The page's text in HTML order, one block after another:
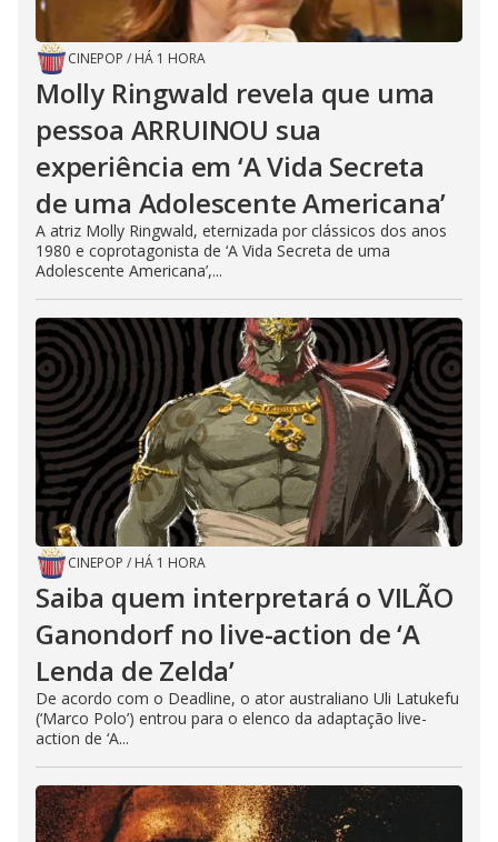
CINEPOP / HÁ 1 HORA
Molly Ringwald revela que uma
pessoa ARRUINOU sua
experiência em ‘A Vida Secreta
de uma Adolescente Americana’
A atriz Molly Ringwald, eternizada por clássicos dos anos
1980 e coprotagonista de ‘A Vida Secreta de uma
Adolescente Americana’,...
CINEPOP / HÁ 1 HORA
Saiba quem interpretará o VILÃO
Ganondorf no live-action de ‘A
Lenda de Zelda’
De acordo com o Deadline, o ator australiano Uli Latukefu
(‘Marco Polo’) entrou para o elenco da adaptação live-
action de ‘A...